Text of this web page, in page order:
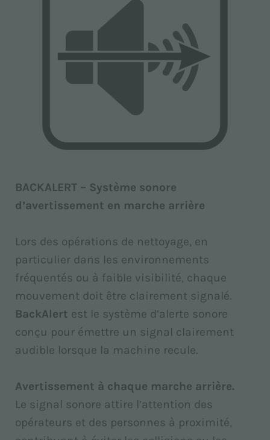
BACKALERT – Système sonore
d’avertissement en marche arrière
Lors des opérations de nettoyage, en
particulier dans les environnements
fréquentés ou à faible visibilité, chaque
mouvement doit être clairement signalé.
BackAlert est le système d’alerte sonore
conçu pour émettre un signal clairement
audible lorsque la machine recule.
Avertissement à chaque marche arrière.
Le signal sonore attire l’attention des
opérateurs et des personnes à proximité,